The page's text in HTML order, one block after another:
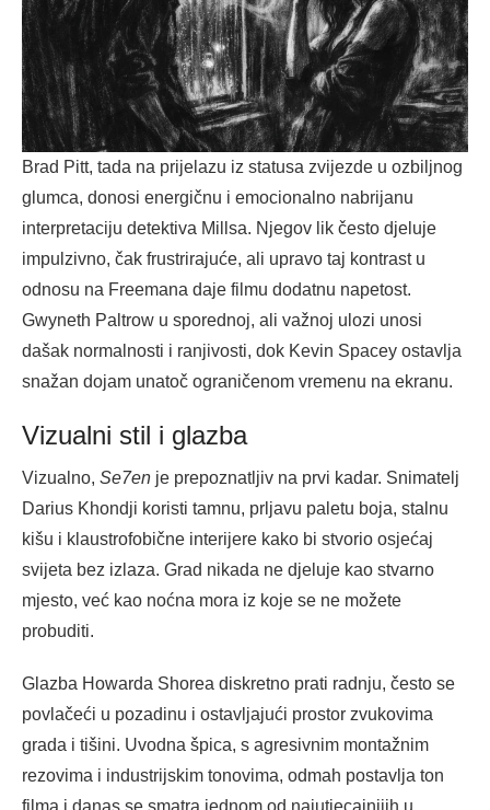
Brad Pitt, tada na prijelazu iz statusa zvijezde u ozbiljnog
glumca, donosi energičnu i emocionalno nabrijanu
interpretaciju detektiva Millsa. Njegov lik često djeluje
impulzivno, čak frustrirajuće, ali upravo taj kontrast u
odnosu na Freemana daje filmu dodatnu napetost.
Gwyneth Paltrow u sporednoj, ali važnoj ulozi unosi
dašak normalnosti i ranjivosti, dok Kevin Spacey ostavlja
snažan dojam unatoč ograničenom vremenu na ekranu.
Vizualni stil i glazba
Vizualno, Se7en je prepoznatljiv na prvi kadar. Snimatelj
Darius Khondji koristi tamnu, prljavu paletu boja, stalnu
kišu i klaustrofobične interijere kako bi stvorio osjećaj
svijeta bez izlaza. Grad nikada ne djeluje kao stvarno
mjesto, već kao noćna mora iz koje se ne možete
probuditi.
Glazba Howarda Shorea diskretno prati radnju, često se
povlačeći u pozadinu i ostavljajući prostor zvukovima
grada i tišini. Uvodna špica, s agresivnim montažnim
rezovima i industrijskim tonovima, odmah postavlja ton
filma i danas se smatra jednom od najutjecajnijih u